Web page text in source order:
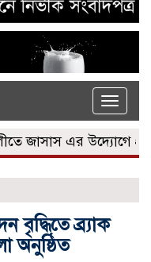
Toggle
জাসাস এর উদ্যোগে
বৃদ্ধিতে ব্র্যাক
অনুষ্ঠিত